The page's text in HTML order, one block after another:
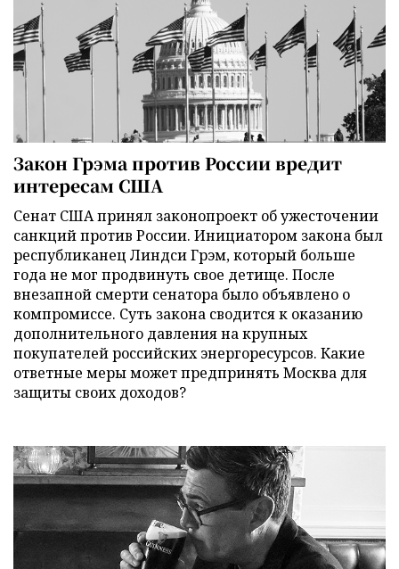
Закон Грэма против России вредит
интересам США
Сенат США принял законопроект об ужесточении
санкций против России. Инициатором закона был
республиканец Линдси Грэм, который больше
года не мог продвинуть свое детище. После
внезапной смерти сенатора было объявлено о
компромиссе. Суть закона сводится к оказанию
дополнительного давления на крупных
покупателей российских энергоресурсов. Какие
ответные меры может предпринять Москва для
защиты своих доходов?